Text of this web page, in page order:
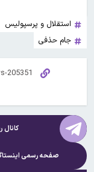
استقلال و پرسپولیس
جام حذفی
کانال
صفحه رسمی